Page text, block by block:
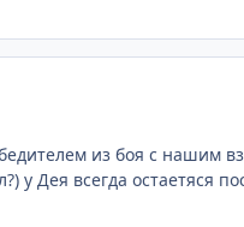
из боя с нашим
у Дея всегда остаетяся